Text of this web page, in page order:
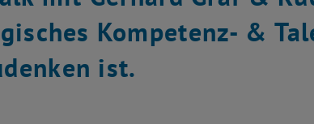
Kompetenz- &
ist.